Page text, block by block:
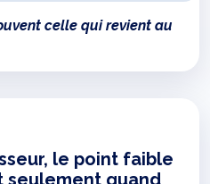
celle qui revient au
le point faible
seulement quand